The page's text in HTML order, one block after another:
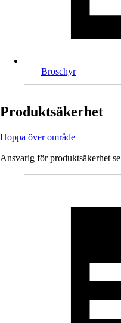
Broschyr
Produktsäkerhet
Hoppa över område
Ansvarig för produktsäkerhet se